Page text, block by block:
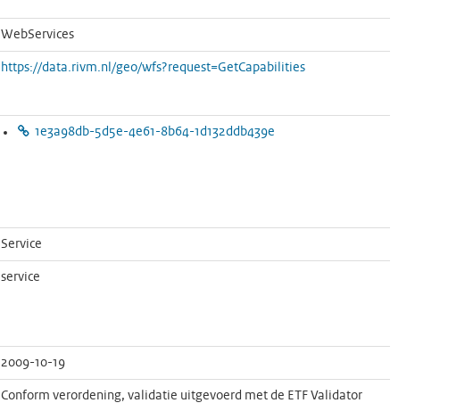
WebServices
https://data.rivm.nl/geo/wfs?request=GetCapabilities
1e3a98db-5d5e-4e61-8b64-1d132ddb439e
Service
service
2009-10-19
Conform verordening, validatie uitgevoerd met de ETF Validator